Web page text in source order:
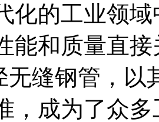
的工业领域
能和质量直
无缝钢管，
，成为了众